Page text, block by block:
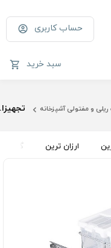
حساب کاربری
سبد خرید
و مفتولی آشپزخانه تجهیزات ریلی داخل کابین
ارزان ترین گران